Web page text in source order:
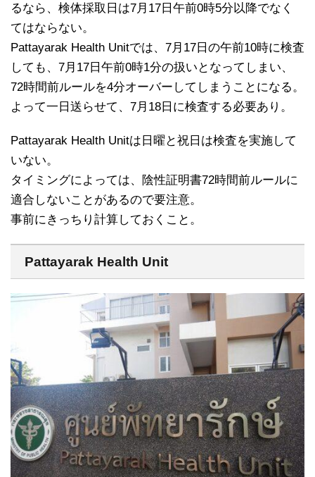
るなら、検体採取日は7月17日午前0時5分以降でなく
てはならない。
Pattayarak Health Unitでは、7月17日の午前10時に検査
しても、7月17日午前0時1分の扱いとなってしまい、
72時間前ルールを4分オーバーしてしまうことになる。
よって一日送らせて、7月18日に検査する必要あり。
Pattayarak Health Unitは日曜と祝日は検査を実施して
いない。
タイミングによっては、陰性証明書72時間前ルールに
適合しないことがあるので要注意。
事前にきっちり計算しておくこと。
Pattayarak Health Unit